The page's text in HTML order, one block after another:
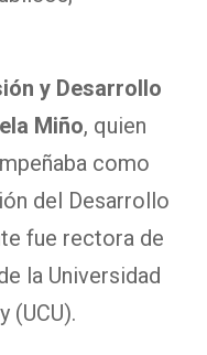
y Desarrollo
Miño, quien
como
del Desarrollo
fue rectora de
la Universidad
(UCU).